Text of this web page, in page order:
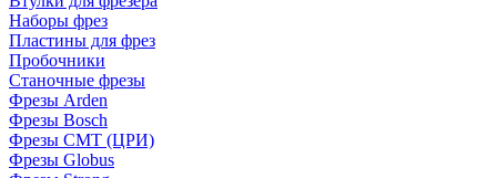
Наборы фрез
Пластины для фрез
Пробочники
Станочные фрезы
Фрезы Arden
Фрезы Bosch
Фрезы CMT (ЦРИ)
Фрезы Globus